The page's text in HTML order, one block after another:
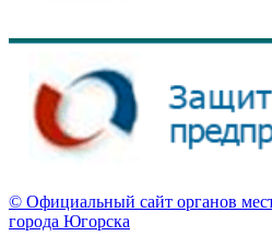
© Официальный сайт органов
города Югорска